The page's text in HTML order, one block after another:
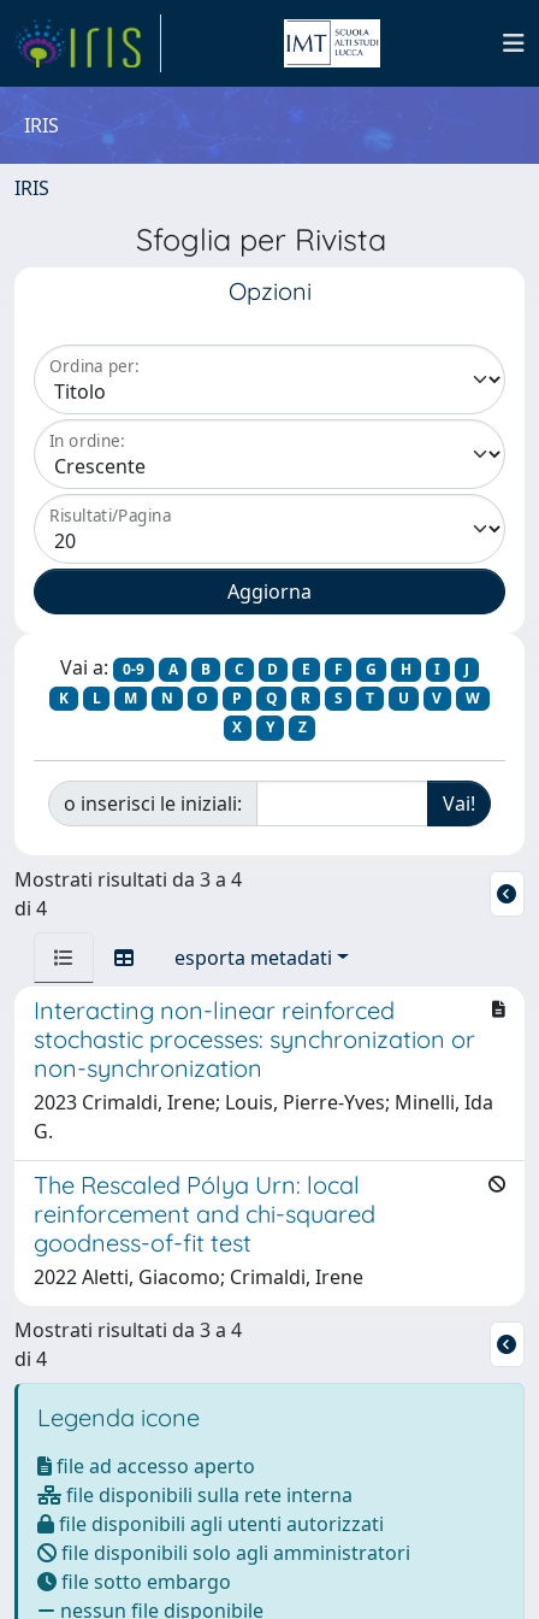
IRIS
IRIS
Sfoglia per Rivista
Opzioni
Ordina per:
In ordine:
Risultati/Pagina
Vai a: 0-9 A B C D E F G H I
J
K
L M N O P Q R S T U V
W
X
Y Z
o inserisci le iniziali:
Mostrati risultati da 3 a 4
di 4
esporta metadati
Interacting non-linear reinforced
stochastic processes: synchronization or
non-synchronization
2023 Crimaldi, Irene; Louis, Pierre-Yves; Minelli, Ida
G.
The Rescaled Pólya Urn: local
reinforcement and chi-squared
goodness-of-fit test
2022 Aletti, Giacomo; Crimaldi, Irene
Mostrati risultati da 3 a 4
di 4
Legenda icone
file ad accesso aperto
file disponibili sulla rete interna
file disponibili agli utenti autorizzati
file disponibili solo agli amministratori
file sotto embargo
nessun file disponibile